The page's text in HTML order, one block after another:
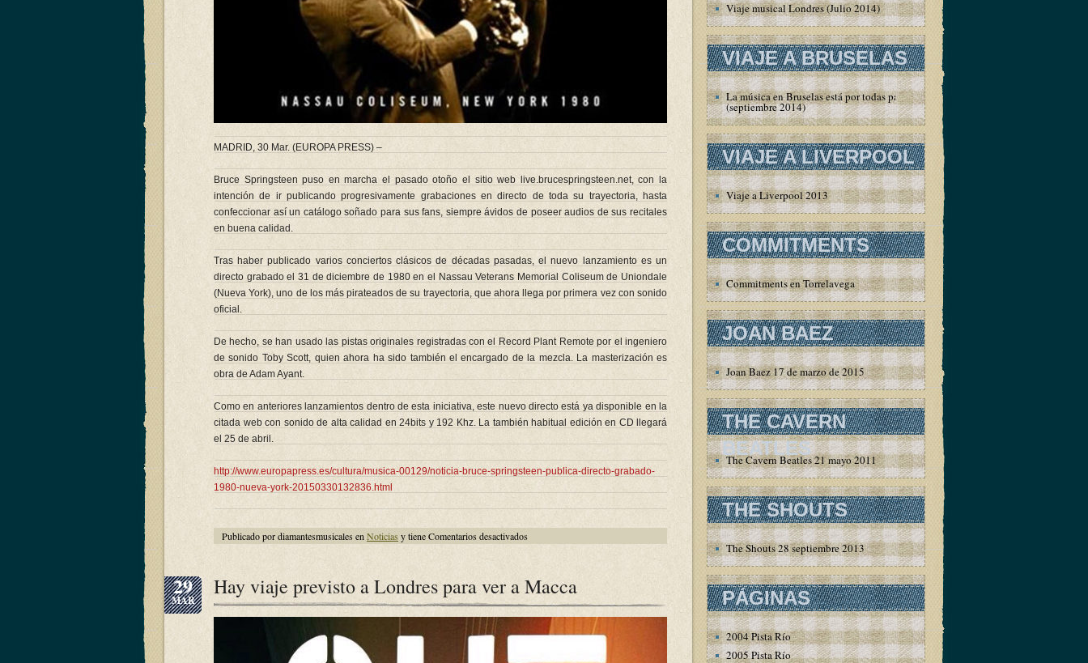
MADRID, 30 Mar. (EUROPA PRESS) –
Bruce Springsteen puso en marcha el pasado otoño el sitio web live.brucespringsteen.net, con la
intención de ir publicando progresivamente grabaciones en directo de toda su trayectoria, hasta
confeccionar así un catálogo soñado para sus fans, siempre ávidos de poseer audios de sus recitales
en buena calidad.
Tras haber publicado varios conciertos clásicos de décadas pasadas, el nuevo lanzamiento es un
directo grabado el 31 de diciembre de 1980 en el Nassau Veterans Memorial Coliseum de Uniondale
(Nueva York), uno de los más pirateados de su trayectoria, que ahora llega por primera vez con sonido
oficial.
De hecho, se han usado las pistas originales registradas con el Record Plant Remote por el ingeniero
de sonido Toby Scott, quien ahora ha sido también el encargado de la mezcla. La masterización es
obra de Adam Ayant.
Como en anteriores lanzamientos dentro de esta iniciativa, este nuevo directo está ya disponible en la
citada web con sonido de alta calidad en 24bits y 192 Khz. La también habitual edición en CD llegará
el 25 de abril.
http://www.europapress.es/cultura/musica-00129/noticia-bruce-springsteen-publica-directo-grabado-
1980-nueva-york-20150330132836.html
Publicado por diamantesmusicales en Noticias y tieneComentarios desactivados
Bruce
directo
grabado
en
Nueva
29
MAR
Hay viaje previsto a Londres para ver a Macca
Viaje musical Londres (Julio 2014)
VIAJE A BRUSELAS
La música en Bruselas está por todas partes
(septiembre 2014)
VIAJE A LIVERPOOL
Viaje a Liverpool 2013
COMMITMENTS
Commitments en Torrelavega
JOAN BAEZ
Joan Baez 17 de marzo de 2015
THE CAVERN
BEATLES
The Cavern Beatles 21 mayo 2011
THE SHOUTS
The Shouts 28 septiembre 2013
PÁGINAS
2004 Pista Río
2005 Pista Río